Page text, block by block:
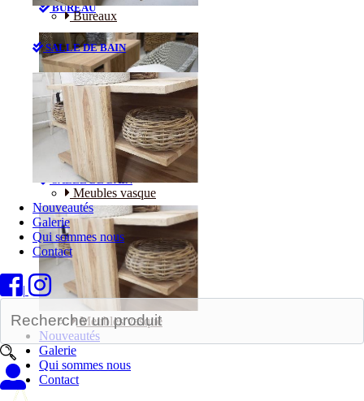
Bureaux
SALLE DE BAIN
Meubles vasque
Nouveautés
Galerie
Qui sommes nous
Contact
|
BUREAU
Bureaux
SALLE DE BAIN
Meubles vasque
Nouveautés
Galerie
Qui sommes nous
Contact